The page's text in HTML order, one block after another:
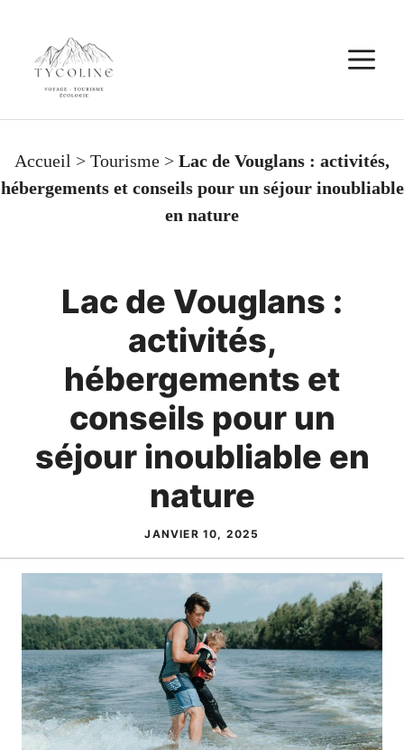
contenu
Accueil > Tourisme > Lac de Vouglans : activités,
hébergements et conseils pour un séjour inoubliable
en nature
Lac de Vouglans :
activités,
hébergements et
conseils pour un
séjour inoubliable en
nature
JANVIER 10, 2025